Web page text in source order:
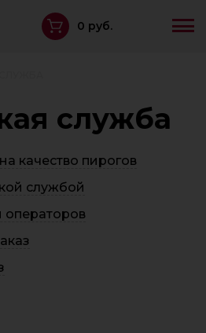
0 руб.
служба
качество пирогов
службой
операторов